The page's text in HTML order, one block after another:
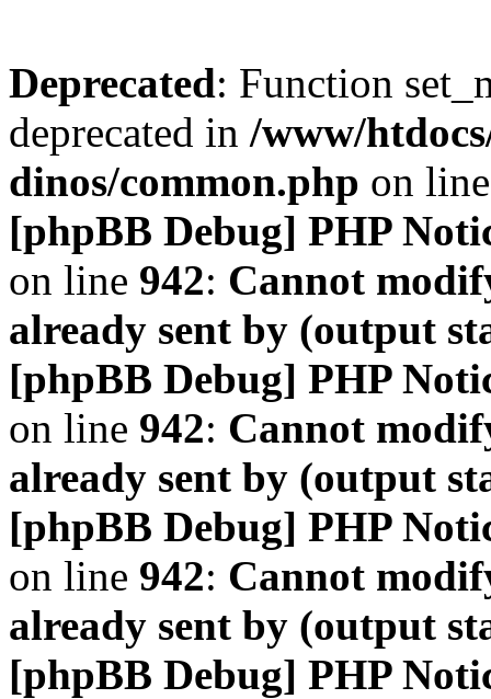
Deprecated: Function
deprecated in /www/
dinos/common.php on
[phpBB Debug] PHP
on line 942: Cannot
already sent by (output
[phpBB Debug] PHP
on line 942: Cannot
already sent by (output
[phpBB Debug] PHP
on line 942: Cannot
already sent by (output
[phpBB Debug] PHP